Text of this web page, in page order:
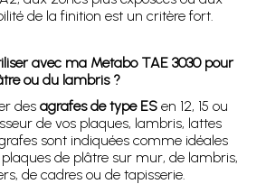
de la finition est un critère fort.
avec ma Metabo TAE 3030 pour
ou du lambris ?
des agrafes de type ES en 12, 15 ou
de vos plaques, lambris, lattes
sont indiquées comme idéales
de plâtre sur mur, de lambris,
de cadres ou de tapisserie.